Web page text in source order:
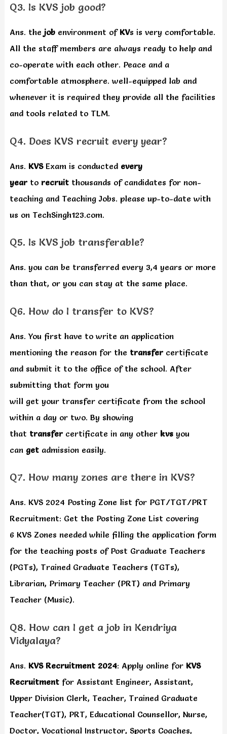
Q3. Is KVS job good?
Ans. the jobenvironment of KVs is very comfortable.
All the staff members are always ready to help and
co-operate with each other. Peace and a
comfortable atmosphere. well-equipped lab and
whenever it is required they provide all the facilities
and tools related to TLM.
Q4. Does KVS recruit every year?
Ans. KVSExam is conducted every
yearto recruitthousands of candidates for non-
teaching and Teaching Jobs. please up-to-date with
us on TechSingh123.com.
Q5. Is KVS job transferable?
Ans. you can be transferred every 3,4 years or more
than that, or you can stay at the same place.
Q6. How do I transfer to KVS?
Ans. You first have to write an application
mentioning the reason for the transfercertificate
and submit it to the office of the school. After
submitting that form you
will get your transfer certificate from the school
within a day or two. By showing
that transfercertificate in any other kvsyou
can getadmission easily.
Q7. How many zones are there in KVS?
Ans. KVS 2024 Posting Zone list for PGT/TGT/PRT
Recruitment: Get the Posting Zone List covering
6 KVS Zones needed while filling the application form
for the teaching posts of Post Graduate Teachers
(PGTs), Trained Graduate Teachers (TGTs),
Librarian, Primary Teacher (PRT) and Primary
Teacher (Music).
Q8. How can I get a job in Kendriya
Vidyalaya?
Ans. KVS Recruitment 2024: Apply online for KVS
Recruitmentfor Assistant Engineer, Assistant,
Upper Division Clerk, Teacher, Trained Graduate
Teacher(TGT), PRT, Educational Counsellor, Nurse,
Doctor, Vocational Instructor, Sports Coaches,